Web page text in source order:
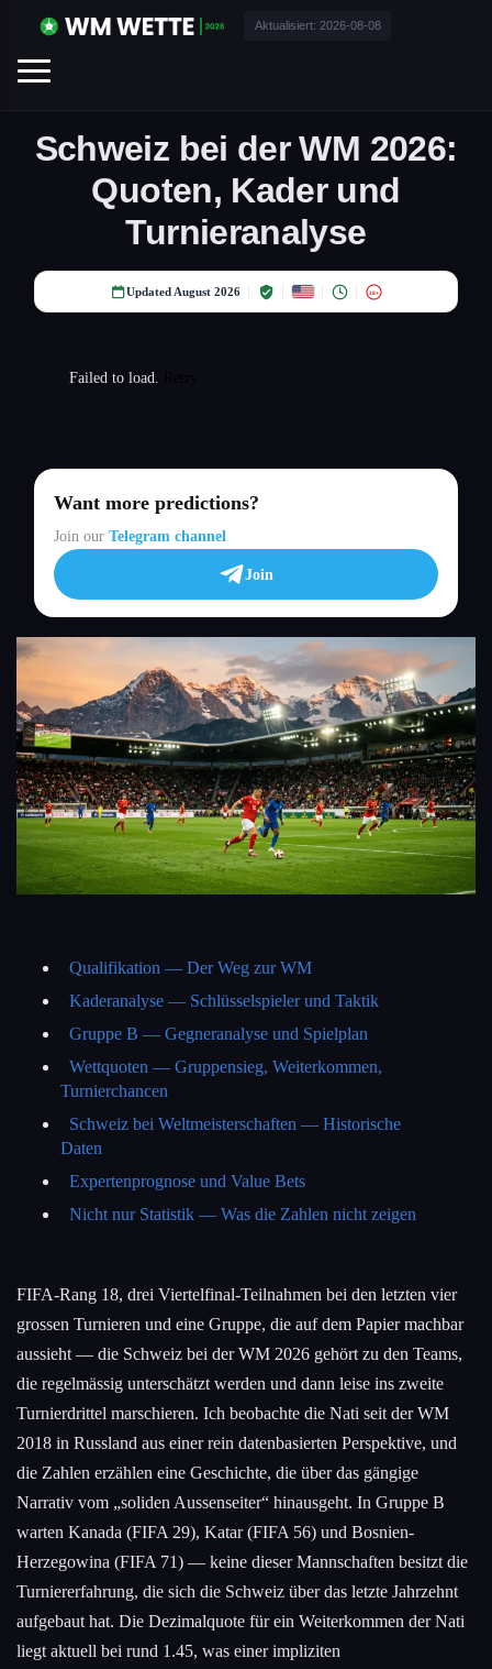
Aktualisiert: 2026-08-08
Schweiz bei der WM 2026:
Quoten, Kader und
Turnieranalyse
Updated August 2026 18+
Failed to load.
Want more predictions?
Join our Telegram channel
Join
Qualifikation — Der Weg zur WM
Kaderanalyse — Schlüsselspieler und Taktik
Gruppe B — Gegneranalyse und Spielplan
Wettquoten — Gruppensieg, Weiterkommen,
Turnierchancen
Schweiz bei Weltmeisterschaften — Historische
Daten
Expertenprognose und Value Bets
Nicht nur Statistik — Was die Zahlen nicht zeigen
FIFA-Rang 18, drei Viertelfinal-Teilnahmen bei den letzten vier
grossen Turnieren und eine Gruppe, die auf dem Papier machbar
aussieht — die Schweiz bei der WM 2026 gehört zu den Teams,
die regelmässig unterschätzt werden und dann leise ins zweite
Turnierdrittel marschieren. Ich beobachte die Nati seit der WM
2018 in Russland aus einer rein datenbasierten Perspektive, und
die Zahlen erzählen eine Geschichte, die über das gängige
Narrativ vom „soliden Aussenseiter“ hinausgeht. In Gruppe B
warten Kanada (FIFA 29), Katar (FIFA 56) und Bosnien-
Herzegowina (FIFA 71) — keine dieser Mannschaften besitzt die
Turniererfahrung, die sich die Schweiz über das letzte Jahrzehnt
aufgebaut hat. Die Dezimalquote für ein Weiterkommen der Nati
liegt aktuell bei rund 1.45, was einer impliziten